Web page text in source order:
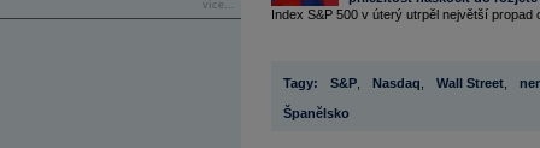
více...
Index S&P 500 v úterý utrpěl největší
Tagy: S&P Nasdaq Wall Street
Španělsko